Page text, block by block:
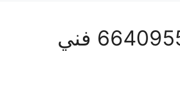
كهربائي منازل مبارك الكبير 66409555 فني